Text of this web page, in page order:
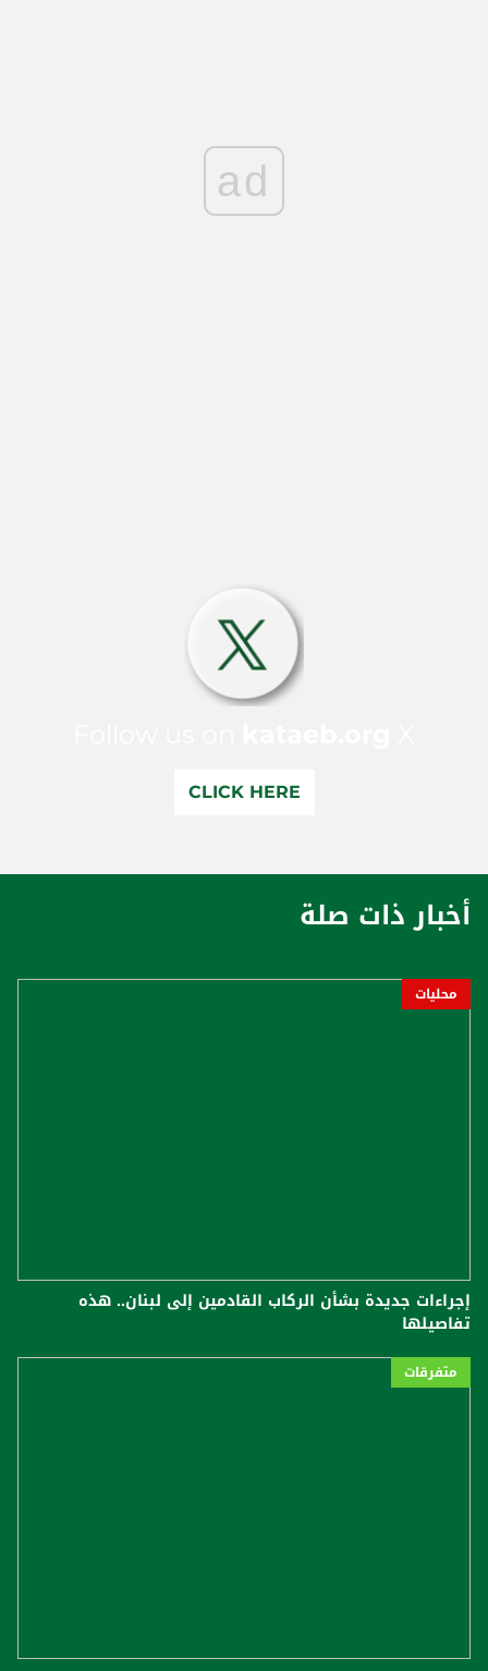
ad
CLICK HERE
أخبار ذات صلة
محليات
إجراءات جديدة بشأن الركاب القادمين إلى لبنان.. هذه
تفاصيلها
متفرقات